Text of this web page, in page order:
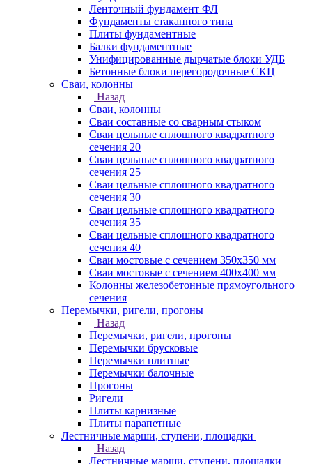
Ленточный фундамент ФЛ
Фундаменты стаканного типа
Плиты фундаментные
Балки фундаментные
Унифицированные дырчатые блоки УДБ
Бетонные блоки перегородочные СКЦ
Сваи, колонны
Назад
Сваи, колонны
Сваи составные со сварным стыком
Сваи цельные сплошного квадратного
сечения 20
Сваи цельные сплошного квадратного
сечения 25
Сваи цельные сплошного квадратного
сечения 30
Сваи цельные сплошного квадратного
сечения 35
Сваи цельные сплошного квадратного
сечения 40
Сваи мостовые с сечением 350х350 мм
Сваи мостовые с сечением 400х400 мм
Колонны железобетонные прямоугольного
сечения
Перемычки, ригели, прогоны
Назад
Перемычки, ригели, прогоны
Перемычки брусковые
Перемычки плитные
Перемычки балочные
Прогоны
Ригели
Плиты карнизные
Плиты парапетные
Лестничные марши, ступени, площадки
Назад
Лестничные марши, ступени, площадки